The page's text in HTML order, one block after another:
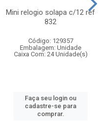
Mini relogio solapa c/12 ref
832
Código: 129357
Embalagem: Unidade
Caixa Com: 24 Unidade(s)
Faça seu login ou
cadastre-se para
comprar.